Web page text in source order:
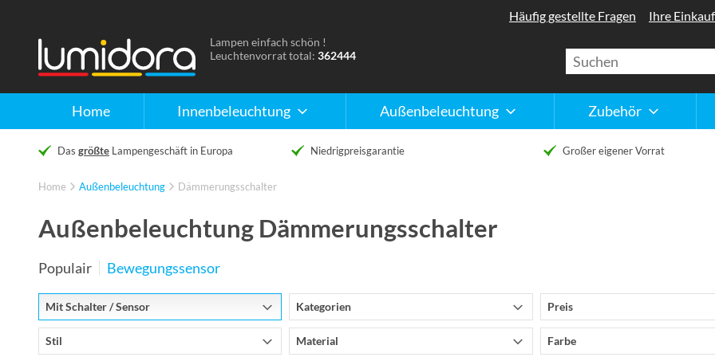
Home Innenbeleuchtung Außenbeleuchtung Zubehör
Häufig gestellte Fragen Ihre
Naar
de
Lampen einfach schön !
Leuchtenvorrat total: 362444
Das größte Lampengeschäft in Europa Niedrigpreisgarantie Großer eigener Vorrat
Home Außenbeleuchtung Dämmerungsschalter
Außenbeleuchtung Dämmerungsschalter
Populair Bewegungssensor
Mit Schalter / Sensor Kategorien Preis
Stil Material Farbe